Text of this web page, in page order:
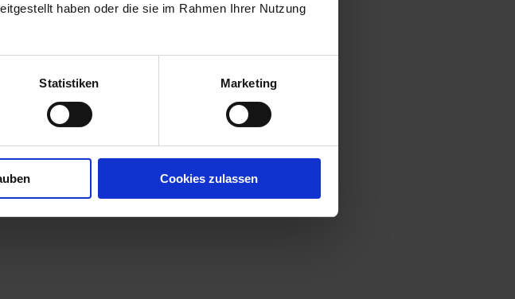
haben oder die sie im Rahmen Ihrer Nutzung
Statistiken Marketing
Cookies zulassen